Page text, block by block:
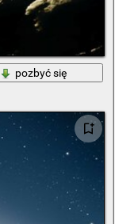
pozbyć się